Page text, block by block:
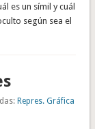
es un símil y cuál
según sea el
Repres. Gráfica